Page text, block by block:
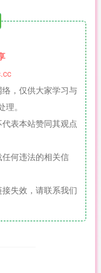
，仅供大家学习与
。
表本站赞同其观点
何违法的相关信
失效，请联系我们